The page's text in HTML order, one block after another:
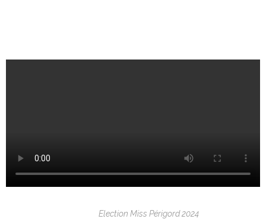
Election Miss Périgord 2024